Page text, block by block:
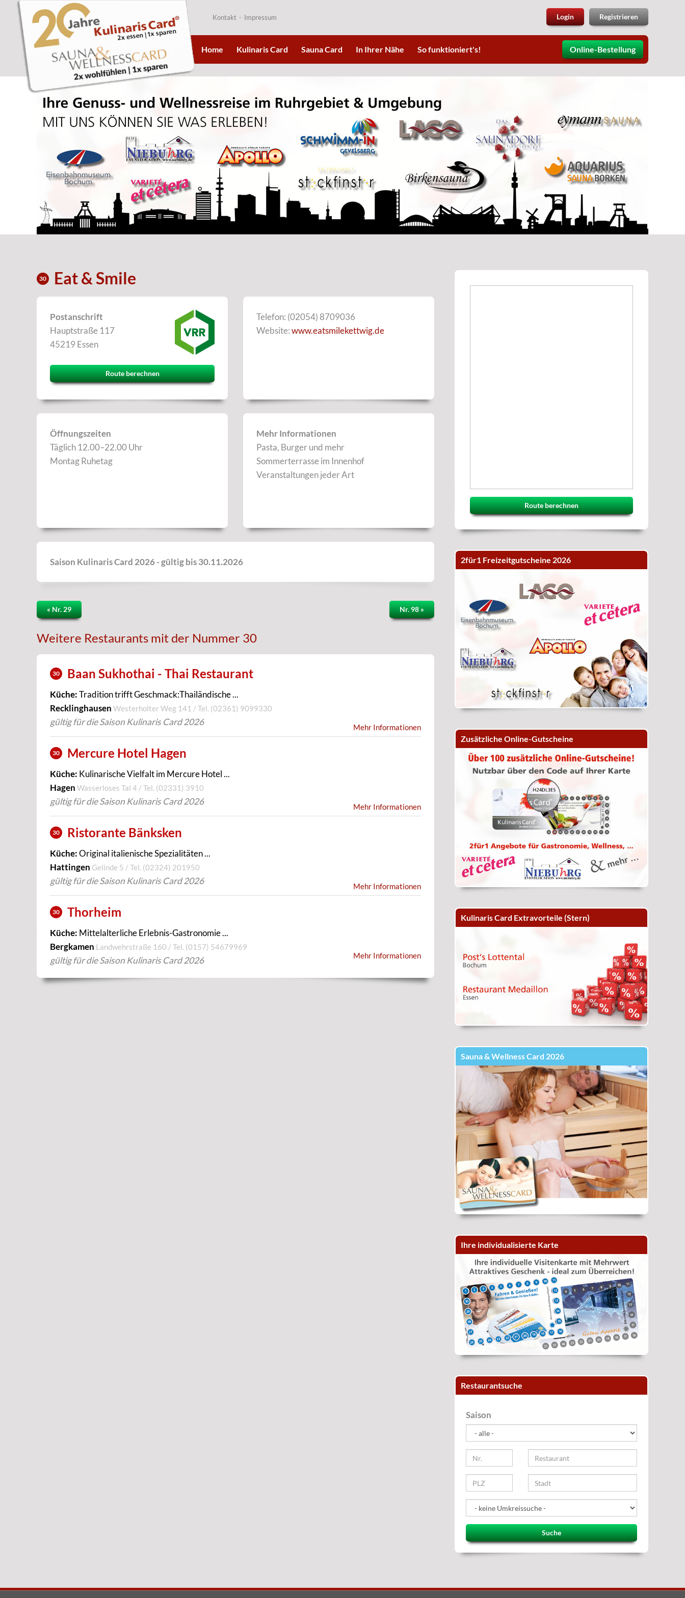
Login Registrieren
Kontakt Impressum
Online-Bestellung
Home Kulinaris Card Sauna Card In Ihrer Nähe So funktioniert's!
30 Eat & Smile
Postanschrift
Hauptstraße 117
45219 Essen
Route berechnen
Telefon: (02054) 8709036
Website:www.eatsmilekettwig.de
Öffnungszeiten
Täglich 12.00–22.00 Uhr
Montag Ruhetag
Mehr Informationen
Pasta, Burger und mehr
Sommerterrasse im Innenhof
Veranstaltungen jeder Art
Saison Kulinaris Card 2026 - gültig bis 30.11.2026
« Nr. 29 Nr. 98 »
Weitere Restaurants mit der Nummer 30
30 Baan Sukhothai - Thai Restaurant
Küche:Tradition trifft Geschmack:Thailändische ...
Recklinghausen Westerholter Weg 141 / Tel. (02361) 9099330
gültig für die Saison Kulinaris Card 2026
Mehr Informationen
30 Mercure Hotel Hagen
Küche: Kulinarische Vielfalt im Mercure Hotel ...
Hagen Wasserloses Tal 4 / Tel. (02331) 3910
gültig für die Saison Kulinaris Card 2026
Mehr Informationen
30 Ristorante Bänksken
Küche:Original italienische Spezialitäten ...
Hattingen Gelinde 5 / Tel. (02324) 201950
gültig für die Saison Kulinaris Card 2026
Mehr Informationen
30 Thorheim
Küche: Mittelalterliche Erlebnis-Gastronomie ...
Bergkamen Landwehrstraße 160 / Tel. (0157) 54679969
gültig für die Saison Kulinaris Card 2026 Mehr Informationen
Route berechnen
2für1 Freizeitgutscheine 2026
Zusätzliche Online-Gutscheine
Kulinaris Card Extravorteile (Stern)
Sauna & Wellness Card 2026
Ihre individualisierte Karte
Restaurantsuche
Saison
Suche